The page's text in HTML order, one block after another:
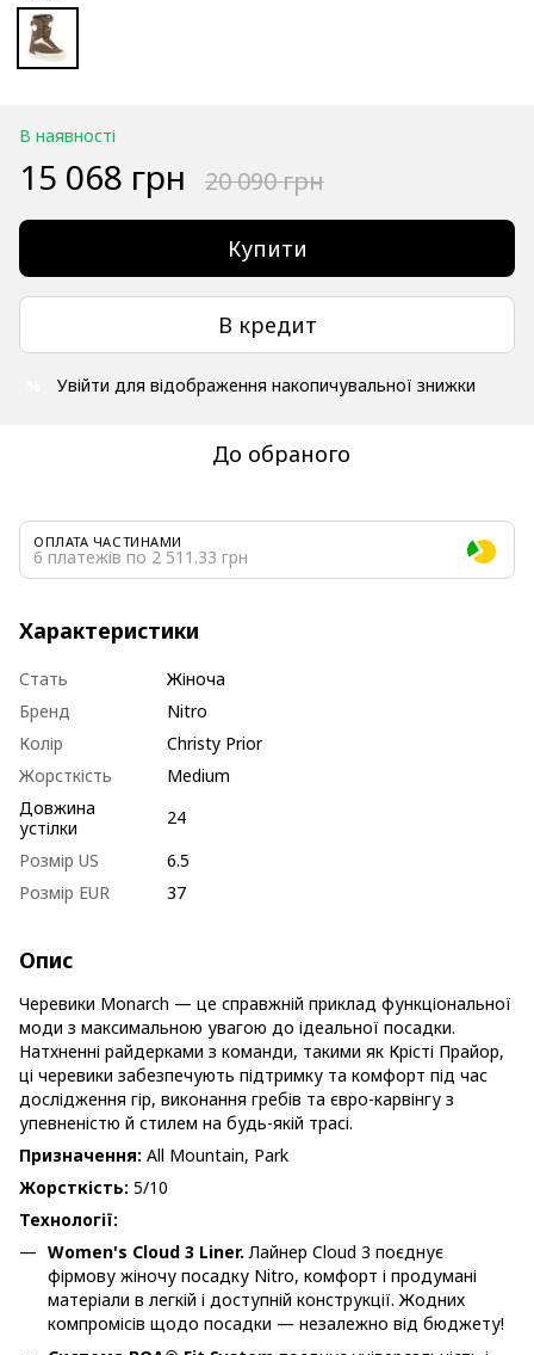
В наявності
15 068 грн 20 090 грн
Купити
В кредит
Увійти для відображення накопичувальної знижки
До обраного
ОПЛАТА ЧАСТИНАМИ
6 платежів по 2 511.33 грн
Характеристики
Стать
Жіноча
Бренд
Nitro
Колір
Christy Prior
Жорсткість
Medium
Довжина
устілки
24
Розмір US
6.5
Розмір EUR
37
Опис
Черевики Monarch — це справжній приклад функціональної
моди з максимальною увагою до ідеальної посадки.
Натхненні райдерками з команди, такими як Крісті Прайор,
ці черевики забезпечують підтримку та комфорт під час
дослідження гір, виконання гребів та євро-карвінгу з
упевненістю й стилем на будь-якій трасі.
Призначення: All Mountain, Park
Жорсткість: 5/10
Технології:
Women's Cloud 3 Liner.Лайнер Cloud 3 поєднує
фірмову жіночу посадку Nitro, комфорт і продумані
матеріали в легкій і доступній конструкції. Жодних
компромісів щодо посадки — незалежно від бюджету!